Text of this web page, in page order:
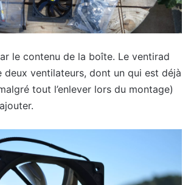
le contenu de la boîte. Le ventirad
deux ventilateurs, dont un qui est déjà
tout l’enlever lors du montage)